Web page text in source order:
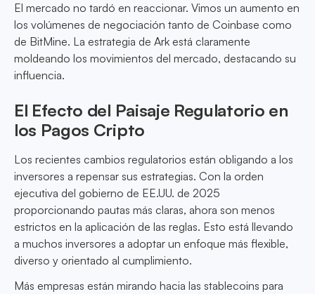
El mercado no tardó en reaccionar. Vimos un aumento en
los volúmenes de negociación tanto de Coinbase como
de BitMine. La estrategia de Ark está claramente
moldeando los movimientos del mercado, destacando su
influencia.
El Efecto del Paisaje Regulatorio en
los Pagos Cripto
Los recientes cambios regulatorios están obligando a los
inversores a repensar sus estrategias. Con la orden
ejecutiva del gobierno de EE.UU. de 2025
proporcionando pautas más claras, ahora son menos
estrictos en la aplicación de las reglas. Esto está llevando
a muchos inversores a adoptar un enfoque más flexible,
diverso y orientado al cumplimiento.
Más empresas están mirando hacia las stablecoins para